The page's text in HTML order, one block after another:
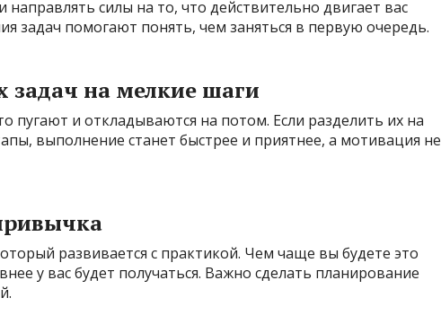
силы на то, что действительно двигает вас
задач помогают понять, чем заняться в первую очередь.
задач на мелкие шаги
пугают и откладываются на потом. Если разделить их на
выполнение станет быстрее и приятнее, а мотивация не
развивается с практикой. Чем чаще вы будете это
у вас будет получаться. Важно сделать планирование